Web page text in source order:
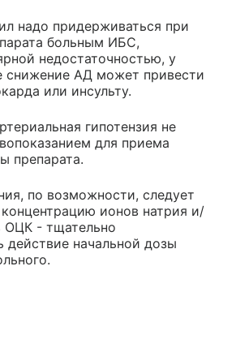
надо придерживаться при
больным ИБС,
недостаточностью, у
снижение АД может привести
или инсульту.
гипотензия не
для приема
препарата.
по возможности, следует
ионов натрия и/
ОЦК - тщательно
действие начальной дозы